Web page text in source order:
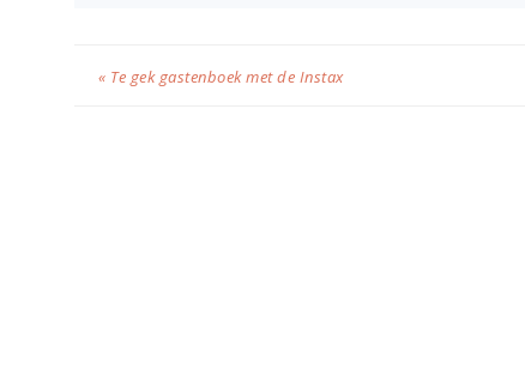
« Te gek gastenboek met de Instax